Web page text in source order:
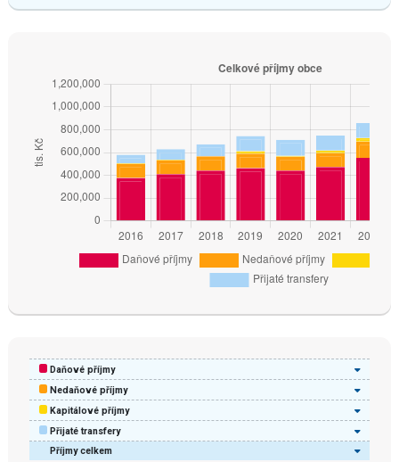
Příjmy celkem
Daňové příjmy
Nedaňové příjmy
Kapitálové příjmy
Přijaté transfery